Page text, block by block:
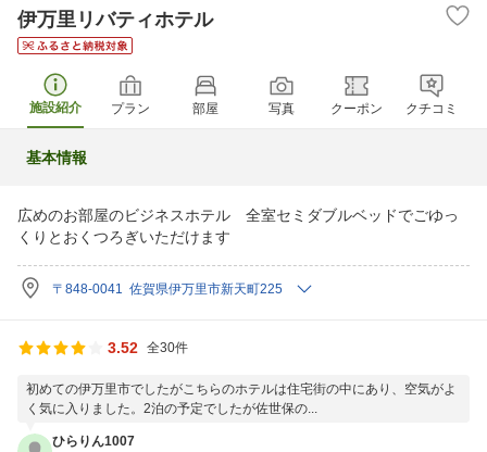
伊万里リバティホテル
施設紹介 プラン 部屋 写真 クーポン クチコミ
基本情報
広めのお部屋のビジネスホテル 全室セミダブルベッドでごゆっ
くりとおくつろぎいただけます
〒848-0041 佐賀県伊万里市新天町225
3.52 全30件
初めての伊万里市でしたがこちらのホテルは住宅街の中にあり、空気がよ
く気に入りました。2泊の予定でしたが佐世保の...
ひらりん1007